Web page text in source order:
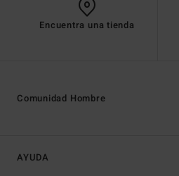
Encuentra una tienda
AYUDA
Comunidad Hombre